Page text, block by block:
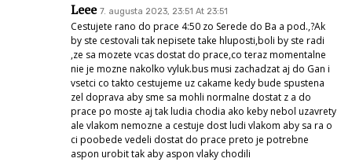
Leee 7. augusta 2023, 23:51 At 23:51
Cestujete rano do prace 4:50 zo Serede do Ba a pod.,?Ak
by ste cestovali tak nepisete take hluposti,boli by ste radi
,ze sa mozete vcas dostat do prace,co teraz momentalne
nie je mozne nakolko vyluk.bus musi zachadzat aj do Gan i
vsetci co takto cestujeme uz cakame kedy bude spustena
zel doprava aby sme sa mohli normalne dostat z a do
prace po moste aj tak ludia chodia ako keby nebol uzavrety
ale vlakom nemozne a cestuje dost ludi vlakom aby sa ra o
ci poobede vedeli dostat do prace preto je potrebne
aspon urobit tak aby aspon vlaky chodili